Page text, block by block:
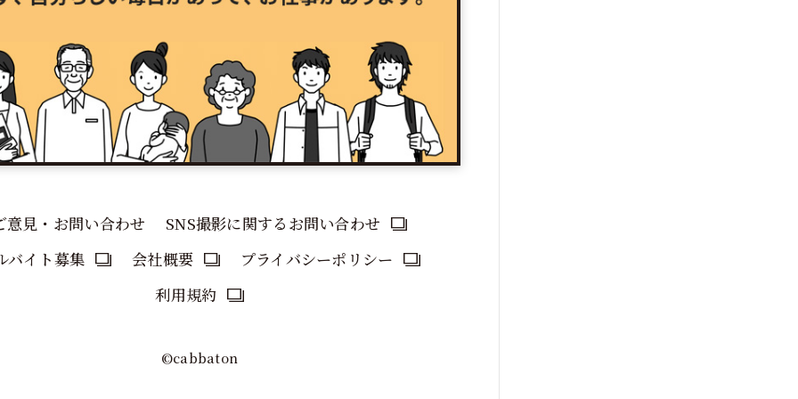
意見・お問い合わせ
SNS撮影に関するお問い合わせ
バイト募集
会社概要
プライバシーポリシー
利用規約
©cabbaton